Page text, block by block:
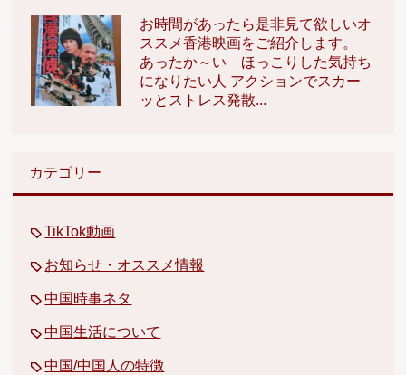
お時間があったら是非見て欲しいオ
ススメ香港映画をご紹介します。
あったか～い ほっこりした気持ち
になりたい人 アクションでスカー
ッとストレス発散...
カテゴリー
TikTok動画
お知らせ・オススメ情報
中国時事ネタ
中国生活について
中国/中国人の特徴